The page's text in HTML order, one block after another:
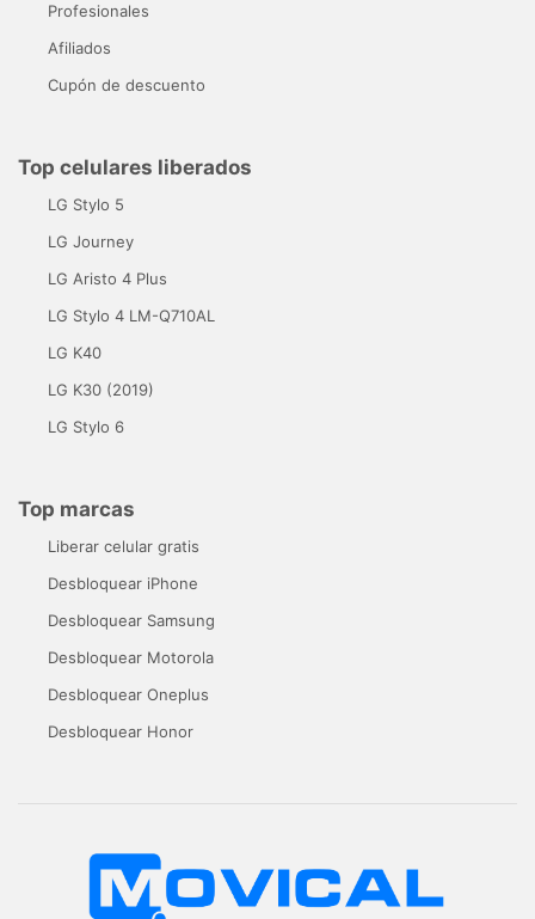
Profesionales
Afiliados
Cupón de descuento
Top celulares liberados
LG Stylo 5
LG Journey
LG Aristo 4 Plus
LG Stylo 4 LM-Q710AL
LG K40
LG K30 (2019)
LG Stylo 6
Top marcas
Liberar celular gratis
Desbloquear iPhone
Desbloquear Samsung
Desbloquear Motorola
Desbloquear Oneplus
Desbloquear Honor